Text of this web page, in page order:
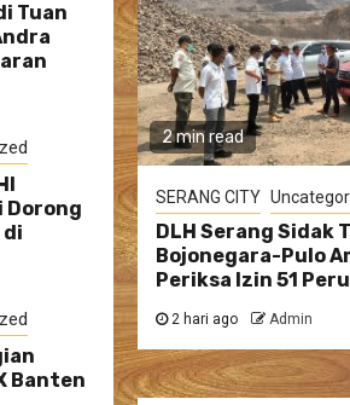
2 min read
SERANG CITY
DLH Serang Sidak
Bojonegara-Pulo
Periksa Izin 51
2 hari ago Admin
Tuan
Dorong
di
Banten